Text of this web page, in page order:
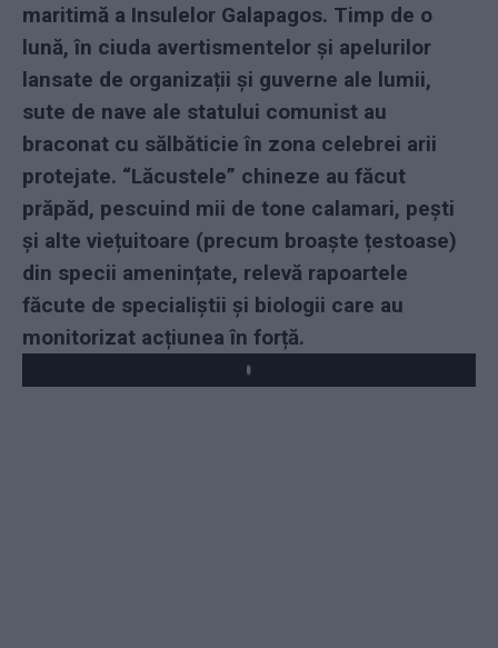
maritimă a Insulelor Galapagos. Timp de o
lună, în ciuda avertismentelor și apelurilor
lansate de organizații și guverne ale lumii,
sute de nave ale statului comunist au
braconat cu sălbăticie în zona celebrei arii
protejate. “Lăcustele” chineze au făcut
prăpăd, pescuind mii de tone calamari, pești
și alte viețuitoare (precum broaște țestoase)
din specii amenințate, relevă rapoartele
făcute de specialiștii și biologii care au
monitorizat acțiunea în forță.
Play